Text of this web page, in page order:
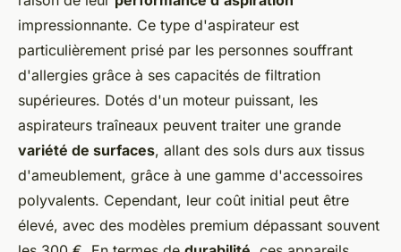
impressionnante. Ce type d'aspirateur est
particulièrement prisé par les personnes souffrant
d'allergies grâce à ses capacités de filtration
supérieures. Dotés d'un moteur puissant, les
aspirateurs traîneaux peuvent traiter une grande
variété de surfaces, allant des sols durs aux tissus
d'ameublement, grâce à une gamme d'accessoires
polyvalents. Cependant, leur coût initial peut être
élevé, avec des modèles premium dépassant souvent